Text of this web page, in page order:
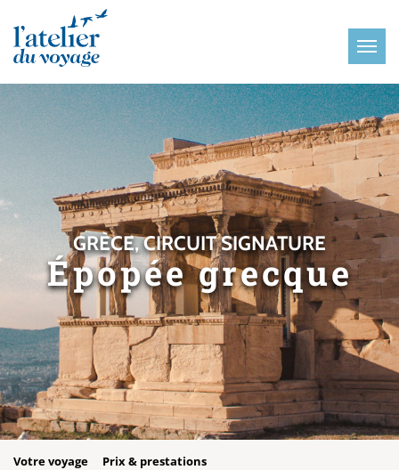
GRÈCE, CIRCUIT SIGNATURE
Épopée grecque
Votre voyage Prix & prestations
Panneau de gestion des cookies